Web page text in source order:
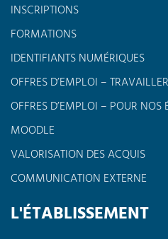
INSCRIPTIONS
FORMATIONS
IDENTIFIANTS NUMÉRIQUES
OFFRES D’EMPLOI –
OFFRES D’EMPLOI – POUR NOS
MOODLE
VALORISATION DES ACQUIS
COMMUNICATION EXTERNE
L'ÉTABLISSEMENT